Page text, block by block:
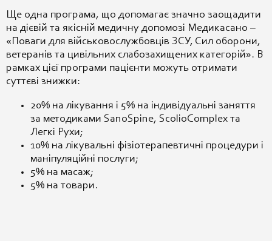
Ще одна програма, що допомагає значно заощадити
на дієвій та якісній медичну допомозі Медикасано –
«Поваги для військовослужбовців ЗСУ, Сил оборони,
ветеранів та цивільних слабозахищених категорій». В
рамках цієї програми пацієнти можуть отримати
суттєві знижки:
20% на лікування і 5% на індивідуальні заняття
за методиками SanoSpine, ScolioComplex та
Легкі Рухи;
10% на лікувальні фізіотерапевтичні процедури і
маніпуляційні послуги;
5% на масаж;
5% на товари.